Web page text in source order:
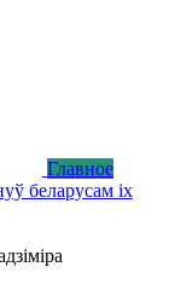
Главное
беларусам іх